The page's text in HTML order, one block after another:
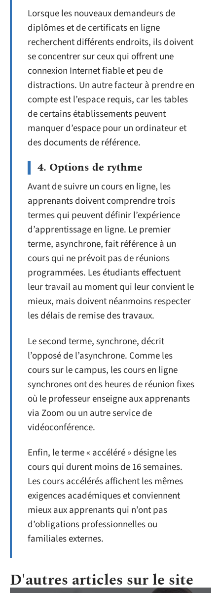
Lorsque les nouveaux demandeurs de
diplômes et de certificats en ligne
recherchent différents endroits, ils doivent
se concentrer sur ceux qui offrent une
connexion Internet fiable et peu de
distractions. Un autre facteur à prendre en
compte est l’espace requis, car les tables
de certains établissements peuvent
manquer d’espace pour un ordinateur et
des documents de référence.
4. Options de rythme
Avant de suivre un cours en ligne, les
apprenants doivent comprendre trois
termes qui peuvent définir l’expérience
d’apprentissage en ligne. Le premier
terme, asynchrone, fait référence à un
cours qui ne prévoit pas de réunions
programmées. Les étudiants effectuent
leur travail au moment qui leur convient le
mieux, mais doivent néanmoins respecter
les délais de remise des travaux.
Le second terme, synchrone, décrit
l’opposé de l’asynchrone. Comme les
cours sur le campus, les cours en ligne
synchrones ont des heures de réunion fixes
où le professeur enseigne aux apprenants
via Zoom ou un autre service de
vidéoconférence.
Enfin, le terme « accéléré » désigne les
cours qui durent moins de 16 semaines.
Les cours accélérés affichent les mêmes
exigences académiques et conviennent
mieux aux apprenants qui n’ont pas
d’obligations professionnelles ou
familiales externes.
D'autres articles sur le site